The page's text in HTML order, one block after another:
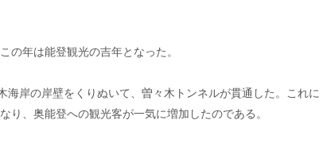
年は能登観光の吉年となった。
岸の岸壁をくりぬいて、曽々木トンネルが貫通した。これに
、奥能登への観光客が一気に増加したのである。